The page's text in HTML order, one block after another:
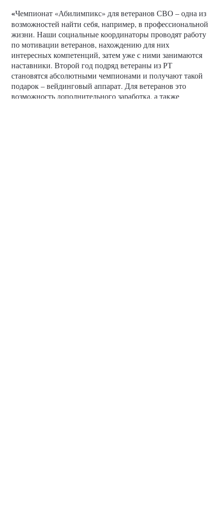
«Чемпионат «Абилимпикс» для ветеранов СВО – одна из
возможностей найти себя, например, в профессиональной
жизни. Наши социальные координаторы проводят работу
по мотивации ветеранов, нахождению для них
интересных компетенций, затем уже с ними занимаются
наставники. Второй год подряд ветераны из РТ
становятся абсолютными чемпионами и получают такой
подарок – вейдинговый аппарат. Для ветеранов это
возможность дополнительного заработка, а также